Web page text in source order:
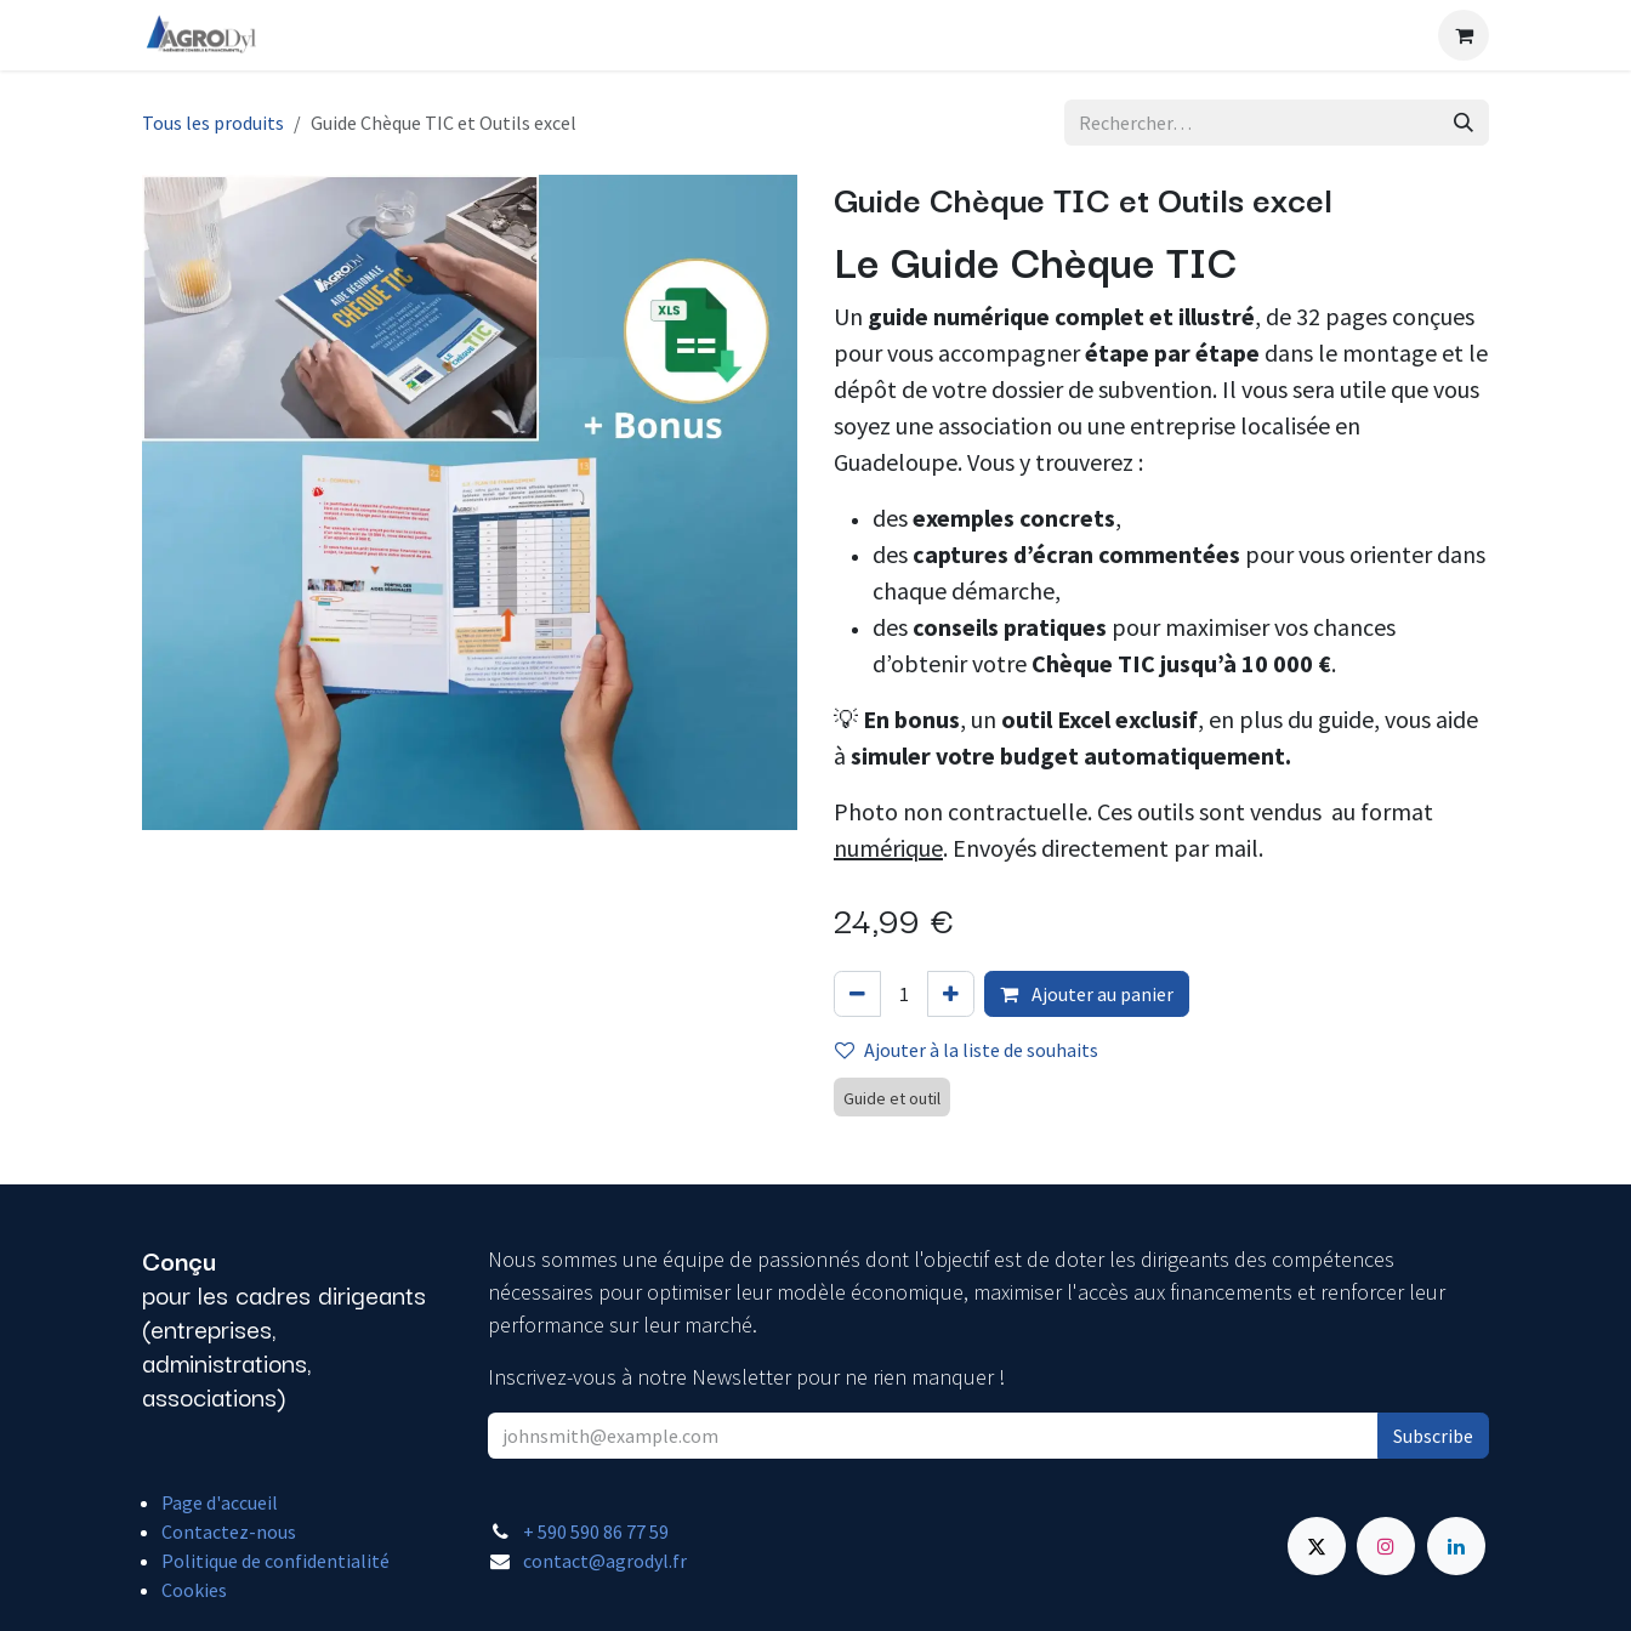
Se rendre au contenu
Tous les produits Guide Chèque TIC et Outils excel
Guide Chèque TIC et Outils excel
Le Guide Chèque TIC
Un guide numérique complet et illustré, de 32 pages conçues
pour vous accompagnerétape par étape dans le montage et le
dépôt de votre dossier de subvention. Il vous sera utile que vous
soyez une association ou une entreprise localisée en
Guadeloupe. Vous y trouverez :
desexemples concrets,
des captures d’écran commentées pour vous orienter dans
chaque démarche,
des conseils pratiques pour maximiser vos chances
d’obtenir votre Chèque TIC jusqu’à 10 000 €.
💡 En bonus, un outil Excel exclusif, en plus du guide, vous aide
à simuler votre budget automatiquement.
Photo non contractuelle. Ces outils sont vendus au format
numérique. Envoyés directement par mail.
24,99 €
Ajouter au panier
Ajouter à la liste de souhaits
Guide et outil
Conçu
pour les cadres dirigeants
(entreprises,
administrations,
associations)
Nous sommes une équipe de passionnés dont l'objectif est de doter les dirigeants des compétences
nécessaires pour optimiser leur modèle économique, maximiser l'accès aux financements et renforcer leur
performance sur leur marché.
Inscrivez-vous à notre Newsletter pour ne rien manquer !
Subscribe
Page d'accueil
Contactez-nous
Politique de confidentialité
Cookies
+ 590 590 86 77 59
contact@agrodyl.fr